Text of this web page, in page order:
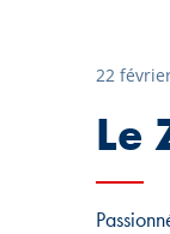
22
Le